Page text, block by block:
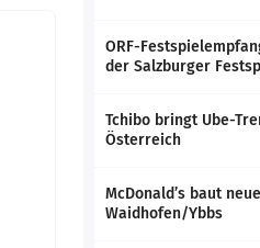
ORF-
der Salzburger
Tchibo bringt Ube-
Österreich
McDonald’s baut
Waidhofen/Ybbs